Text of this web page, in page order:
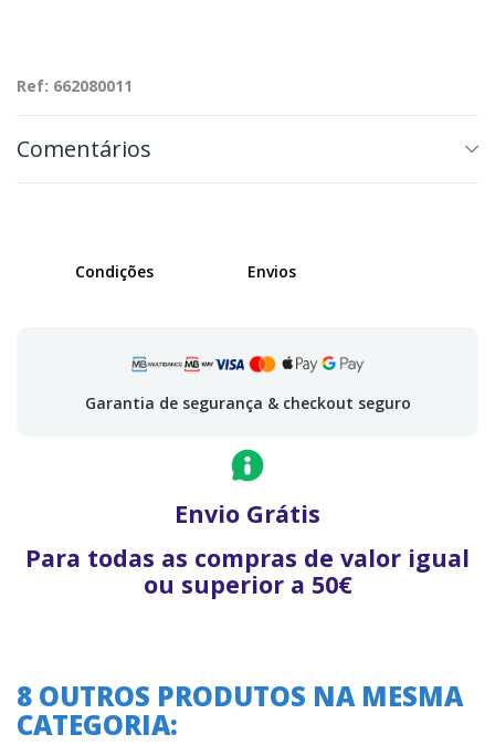
Ref: 662080011
Comentários
Condições Envios
Garantia de segurança & checkout seguro
Envio Grátis
Para todas as compras de valor igual
ou superior a 50€
8 OUTROS PRODUTOS NA MESMA
CATEGORIA: